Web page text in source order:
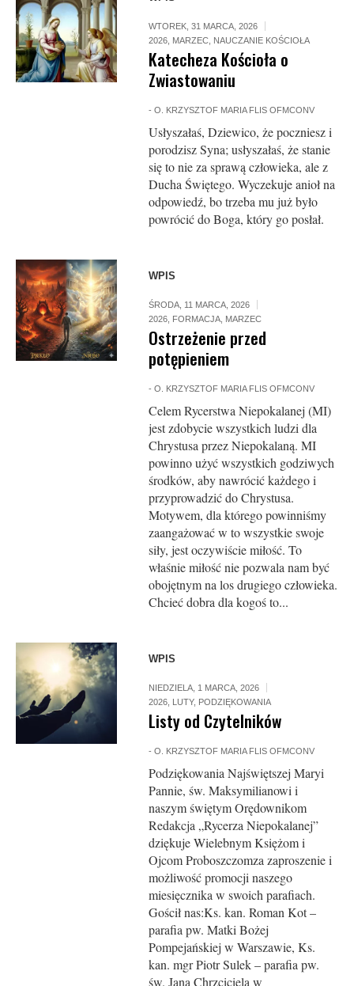
WTOREK, 31 MARCA, 2026
2026 MARZEC NAUCZANIE KOŚCIOŁA
Katecheza Kościoła o
Zwiastowaniu
-O. KRZYSZTOF MARIA FLIS OFMCONV
Usłyszałaś, Dziewico, że poczniesz i
porodzisz Syna; usłyszałaś, że stanie
się to nie za sprawą człowieka, ale z
Ducha Świętego. Wyczekuje anioł na
odpowiedź, bo trzeba mu już było
powrócić do Boga, który go posłał.
WPIS
ŚRODA, 11 MARCA, 2026
2026 FORMACJA MARZEC
Ostrzeżenie przed
potępieniem
-O. KRZYSZTOF MARIA FLIS OFMCONV
Celem Rycerstwa Niepokalanej (MI)
jest zdobycie wszystkich ludzi dla
Chrystusa przez Niepokalaną. MI
powinno użyć wszystkich godziwych
środków, aby nawrócić każdego i
przyprowadzić do Chrystusa.
Motywem, dla którego powinniśmy
zaangażować w to wszystkie swoje
siły, jest oczywiście miłość. To
właśnie miłość nie pozwala nam być
obojętnym na los drugiego człowieka.
Chcieć dobra dla kogoś to...
WPIS
NIEDZIELA, 1 MARCA, 2026
2026 LUTY, PODZIĘKOWANIA
Listy od Czytelników
-O. KRZYSZTOF MARIA FLIS OFMCONV
Podziękowania Najświętszej Maryi
Pannie, św. Maksymilianowi i
naszym świętym Orędownikom
Redakcja „Rycerza Niepokalanej”
dziękuje Wielebnym Księżom i
Ojcom Proboszczomza zaproszenie i
możliwość promocji naszego
miesięcznika w swoich parafiach.
Gościł nas:Ks. kan. Roman Kot –
parafia pw. Matki Bożej
Pompejańskiej w Warszawie, Ks.
kan. mgr Piotr Sulek – parafia pw.
św. Jana Chrzciciela w